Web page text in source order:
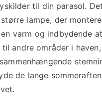
til din parasol.
lampe, der
varm og indbydende
andre områder i
de lange